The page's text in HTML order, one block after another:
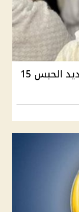
قرار قضائي جديد ضد سوزي الأردنية: تجديد الحبس 15